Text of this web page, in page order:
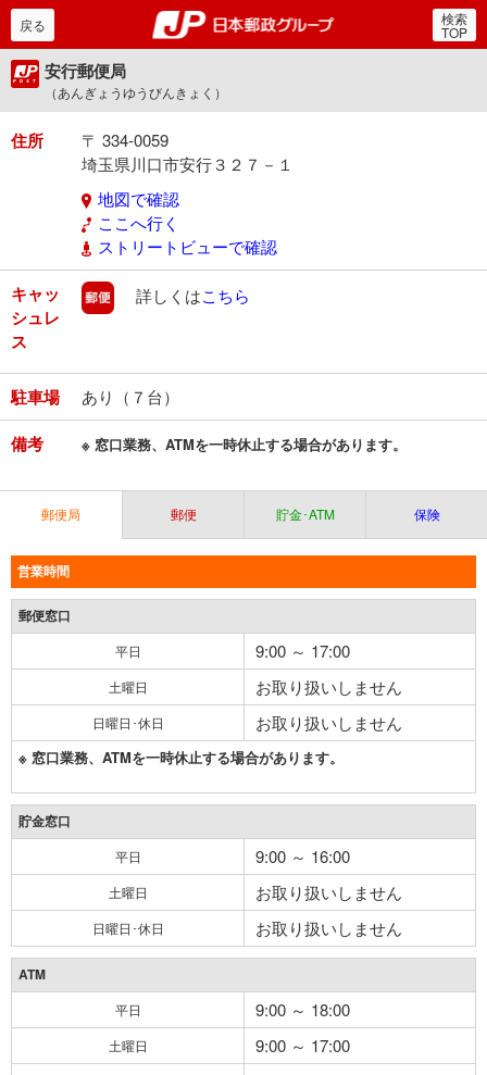
郵便局・日本郵政グルー
戻る 検索
TOP
安行郵便局
（あんぎょうゆうびんきょく）
住所
〒 334-0059
埼玉県川口市安行３２７－１
地図で確認
ここへ行く
ストリートビューで確認
キャッ
シュレ
ス
郵便
詳しくはこちら
駐車場 あり（７台）
備考 ※ 窓口業務、ATMを一時休止する場合があります。
郵便局 郵便 貯金･ATM 保険
営業時間
郵便窓口
平日 9:00 ～ 17:00
土曜日 お取り扱いしません
日曜日･休日 お取り扱いしません
※ 窓口業務、ATMを一時休止する場合があります。
貯金窓口
平日 9:00 ～ 16:00
土曜日 お取り扱いしません
日曜日･休日 お取り扱いしません
ATM
平日 9:00 ～ 18:00
土曜日 9:00 ～ 17:00